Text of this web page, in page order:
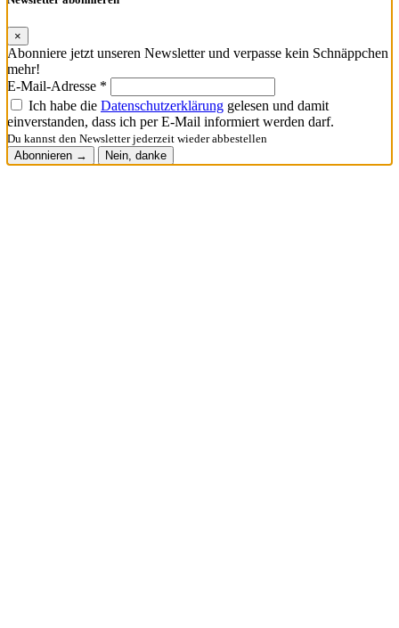
×
Abonniere jetzt unseren Newsletter und verpasse kein Schnäppchen
mehr!
E-Mail-Adresse *
Ich habe die Datenschutzerklärung gelesen und damit
einverstanden, dass ich per E-Mail informiert werden darf.
Du kannst den Newsletter jederzeit wieder abbestellen
Abonnieren →
Nein, danke